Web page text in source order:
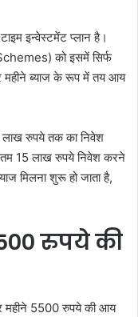
इन्वेस्टमेंट प्लान है।
को इसमें सिर्फ
महीने ब्याज के रूप में तय आय
रुपये तक का निवेश
15 लाख रुपये निवेश करने
मिलना शुरू हो जाता है,
रुपये की
महीने 5500 रुपये की आय